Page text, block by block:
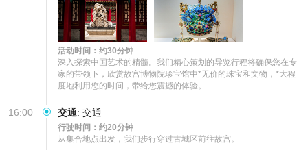
活动时间：约30分钟
深入探索中国艺术的精髓。我们精心策划的导览行程将确保您在专
家的带领下，欣赏故宫博物院珍宝馆中*无价的珠宝和文物，*大程
度地利用您的时间，带给您震撼的体验。
16:00 交通: 交通
行驶时间：约20分钟
从集合地点出发，我们步行穿过古城区前往故宫。